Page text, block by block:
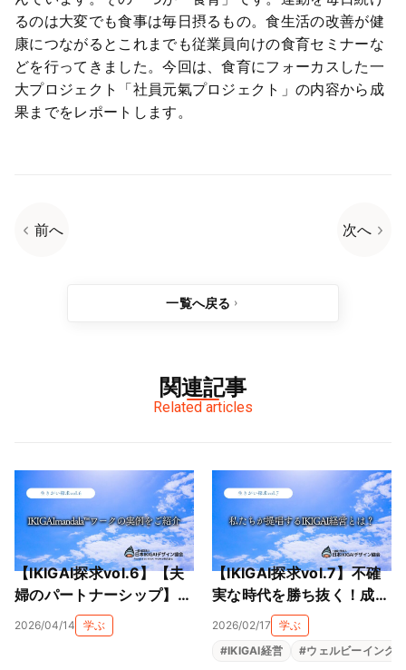
るのは大変でも食事は毎日摂るもの。食生活の改善が健
康につながるとこれまでも従業員向けの食育セミナーな
どを行ってきました。今回は、食育にフォーカスした一
大プロジェクト「社員元氣プロジェクト」の内容から成
果までをレポートします。
前へ 次へ
一覧へ戻る
関連記事
Related articles
【IKIGAI探求vol.6】【夫
婦のパートナーシップ】正
反対の二人が「IKIGAI（生
きがい）mandala」で相
2026/04/14 学ぶ
【IKIGAI探求vol.7】不確
実な時代を勝ち抜く！成果
主義の限界を超え、社員の
主体性を最大化する三層構
造マネジメント「IKIGAI経
2026/02/17
学ぶ
#IKIGAI経営 #ウェルビーイング